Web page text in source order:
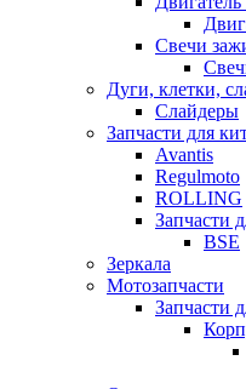
Свечи
Дуги, клетки,
Слайдеры
Запчасти для
Avantis
Regulmoto
ROLLING
Запчасти
BSE
Зеркала
Мотозапчасти
Запчасти